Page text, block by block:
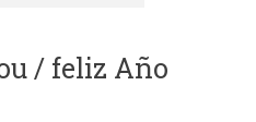
/ feliz Año